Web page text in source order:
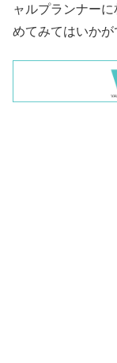
ャルプランナー
めてみてはいかが